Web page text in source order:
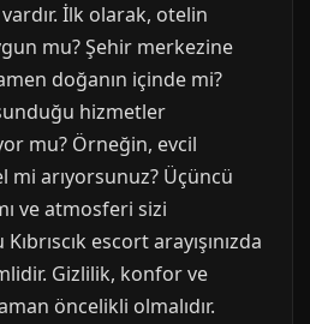
İlk olarak, otelin
mu? Şehir merkezine
doğanın içinde mi?
hizmetler
mu? Örneğin, evcil
mi arıyorsunuz? Üçüncü
ve atmosferi sizi
escort arayışınızda
Gizlilik, konfor ve
öncelikli olmalıdır.